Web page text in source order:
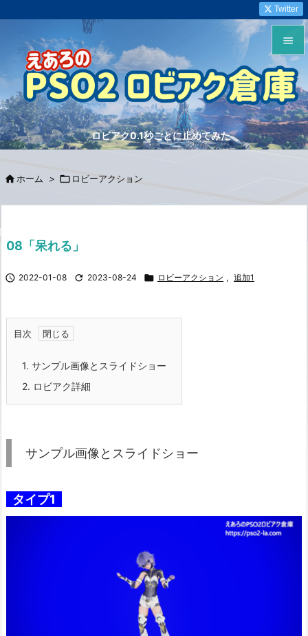
ロビアク0.1秒ごとに止めてみた


メニュ

サイド


Twitter
 ホーム >  ロビーアクション
08「呆れる」
 2022-01-08  2023-08-24  ロビーアクション , 追加1
目次
1. サンプル画像とスライドショー
2. ロビアク詳細
サンプル画像とスライドショー
タイプ1